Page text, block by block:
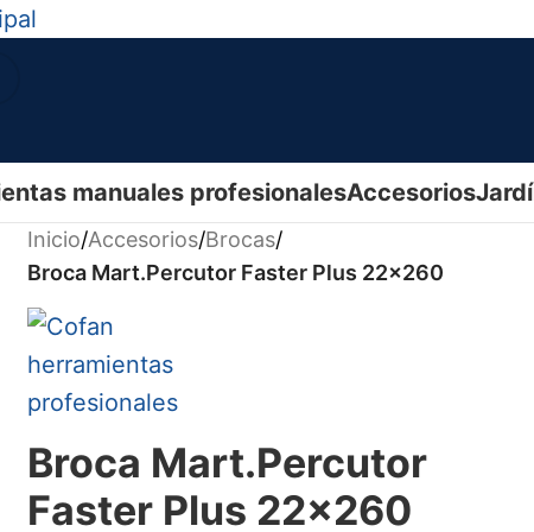
manuales profesionalesAccesorios
Inicio/Accesorios/Brocas/
Broca Mart.Percutor Faster Plus 22x260
Broca Mart.Percutor
Faster Plus 22x260